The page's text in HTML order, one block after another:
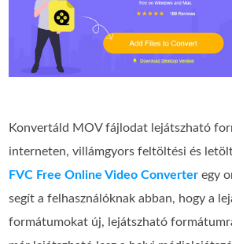
Konvertáld MOV fájlodat lejátszható
interneten, villámgyors feltöltési és
FVC Free Online Video Converter egy
segít a felhasználóknak abban, hogy a
formátumokat új, lejátszható